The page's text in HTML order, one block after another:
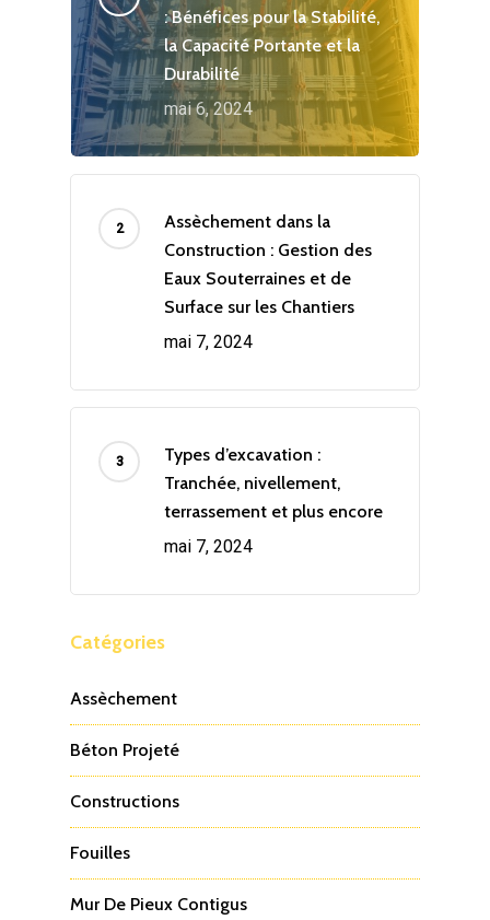
: Bénéfices pour la Stabilité,
la Capacité Portante et la
Durabilité
mai 6, 2024
Assèchement dans la
Construction : Gestion des
Eaux Souterraines et de
Surface sur les Chantiers
mai 7, 2024
Types d’excavation :
Tranchée, nivellement,
terrassement et plus encore
mai 7, 2024
Catégories
Assèchement
Béton Projeté
Constructions
Fouilles
Mur De Pieux Contigus